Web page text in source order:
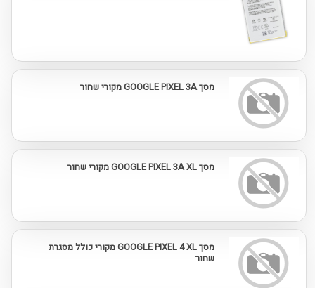
מסך GOOGLE PIXEL 3A מקורי שחור
מסך GOOGLE PIXEL 3A XL מקורי שחור
מסך GOOGLE PIXEL 4 XL מקורי כולל מסגרת
שחור